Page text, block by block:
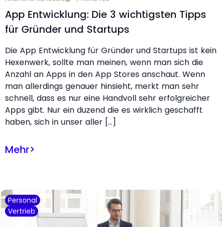
App Entwicklung: Die 3 wichtigsten Tipps
für Gründer und Startups
Die App Entwicklung für Gründer und Startups ist kein
Hexenwerk, sollte man meinen, wenn man sich die
Anzahl an Apps in den App Stores anschaut. Wenn
man allerdings genauer hinsieht, merkt man sehr
schnell, dass es nur eine Handvoll sehr erfolgreicher
Apps gibt. Nur ein duzend die es wirklich geschafft
haben, sich in unser aller […]
Mehr>
Personal
Vertrieb